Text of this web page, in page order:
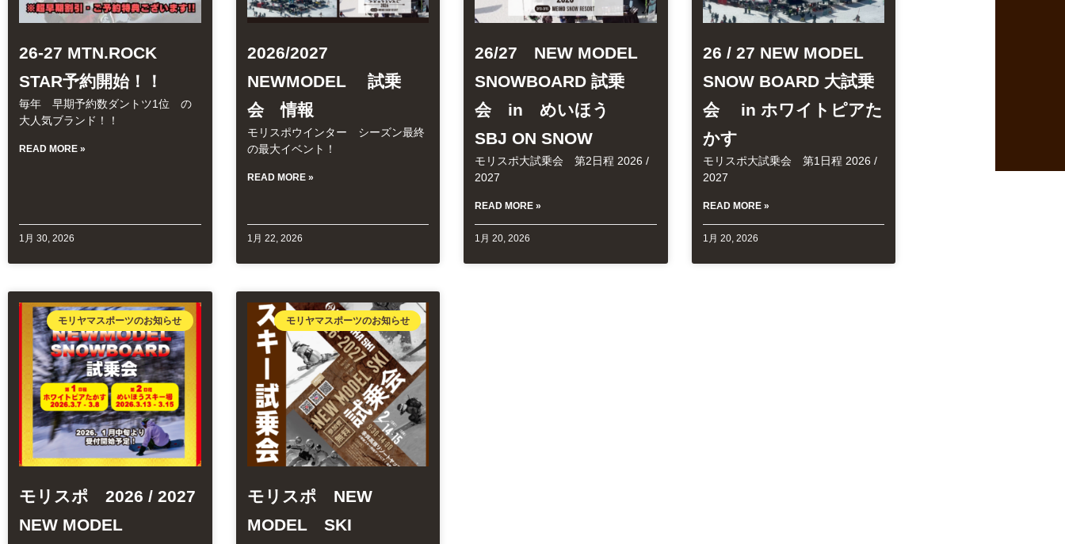
26-27 MTN.ROCK
STAR予約開始！！
毎年 早期予約数ダントツ1位 の
大人気ブランド！！
READ MORE »
1月 30, 2026
2026/2027
NEWMODEL 試乗
会 情報
モリスポウインター シーズン最終
の最大イベント！
READ MORE »
1月 22, 2026
26/27 NEW MODEL
SNOWBOARD 試乗
会 in めいほう
SBJ ON SNOW
モリスポ大試乗会 第2日程 2026 /
2027
READ MORE »
1月 20, 2026
26 / 27 NEW MODEL
SNOW BOARD 大試乗
会 in ホワイトピアた
かす
モリスポ大試乗会 第1日程 2026 /
2027
READ MORE »
1月 20, 2026
モリヤマスポーツのお知らせ
モリスポ 2026 / 2027
NEW MODEL
モリヤマスポーツのお知らせ
モリスポ NEW
MODEL SKI